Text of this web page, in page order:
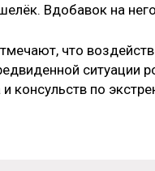
Вдобавок на
что
ситуации
и консульств по